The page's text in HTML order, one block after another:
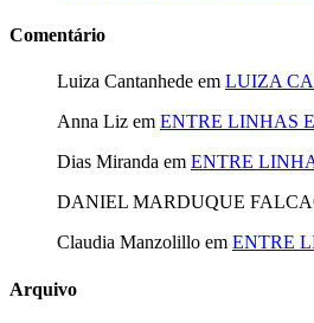
Comentário
Luiza Cantanhede em LUIZA
Anna Liz em ENTRE LINHAS E
Dias Miranda em ENTRE
DANIEL MARDUQUE
Claudia Manzolillo em ENTRE
Arquivo